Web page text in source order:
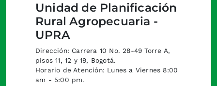
Unidad de Planificación
Rural Agropecuaria -
UPRA
Dirección: Carrera 10 No. 28-49 Torre A,
pisos 11, 12 y 19, Bogotá.
Horario de Atención: Lunes a Viernes 8:00
am - 5:00 pm.